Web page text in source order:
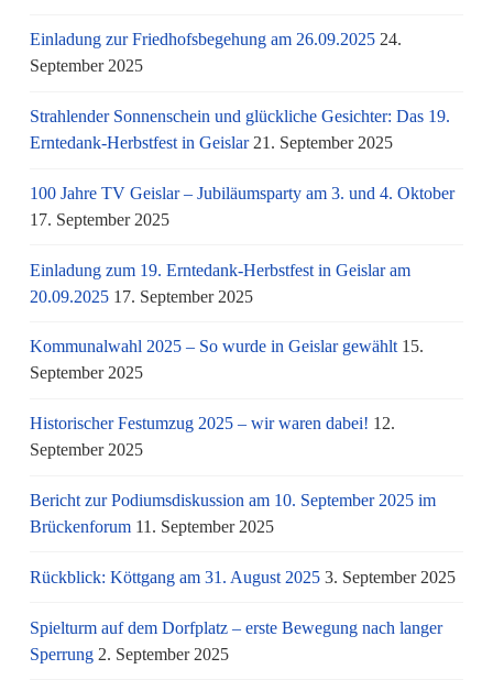
Einladung zur Friedhofsbegehung am 26.09.2025 24.
September 2025
Strahlender Sonnenschein und glückliche Gesichter: Das 19.
Erntedank-Herbstfest in Geislar 21. September 2025
100 Jahre TV Geislar – Jubiläumsparty am 3. und 4. Oktober
17. September 2025
Einladung zum 19. Erntedank-Herbstfest in Geislar am
20.09.2025 17. September 2025
Kommunalwahl 2025 – So wurde in Geislar gewählt 15.
September 2025
Historischer Festumzug 2025 – wir waren dabei! 12.
September 2025
Bericht zur Podiumsdiskussion am 10. September 2025 im
Brückenforum 11. September 2025
Rückblick: Köttgang am 31. August 2025 3. September 2025
Spielturm auf dem Dorfplatz – erste Bewegung nach langer
Sperrung 2. September 2025